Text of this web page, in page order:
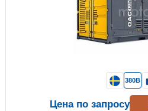
380В
Цена по запросу